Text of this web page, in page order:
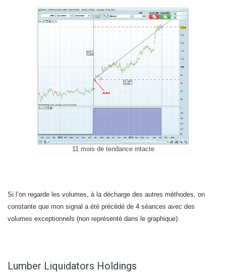
11 mois de tendance intacte
Si l’on regarde les volumes, à la décharge des autres méthodes, on
constante que mon signal a été précédé de 4 séances avec des
volumes exceptionnels (non représenté dans le graphique).
Lumber Liquidators Holdings